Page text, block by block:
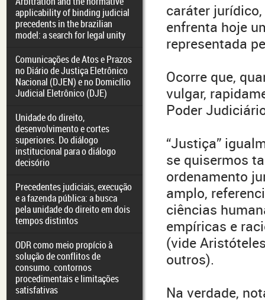
applicability of binding judicial
precedents in the brazilian
model: a search for legal unity
Comunicações de Atos e Prazos
no Diário de Justiça Eletrônico
Nacional (DJEN) e no Domicílio
Judicial Eletrônico (DJE)
Unidade do direito,
desenvolvimento e cortes
superiores. Do diálogo
institucional para o diálogo
decisório
Precedentes judiciais, execução
e a fazenda pública: a busca
pela unidade do direito em dois
tempos distintos
ODR como meio propício à
solução de conflitos de
consumo. contornos
procedimentais e limitações
satisfativas
caráter
enfrenta hoje
representada
Ocorre que,
vulgar,
Poder
“Justiça”
se quisermos
ordenamento
amplo,
ciências
empíricas e
(vide
outros).
Na verdade,